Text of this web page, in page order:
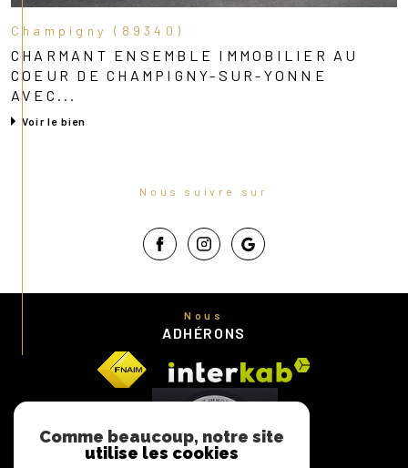
Champigny (89340)
CHARMANT ENSEMBLE IMMOBILIER AU
COEUR DE CHAMPIGNY-SUR-YONNE
AVEC...
Voir le bien
Nous suivre sur
Nous
ADHÉRONS
Comme beaucoup, notre site
utilise les cookies